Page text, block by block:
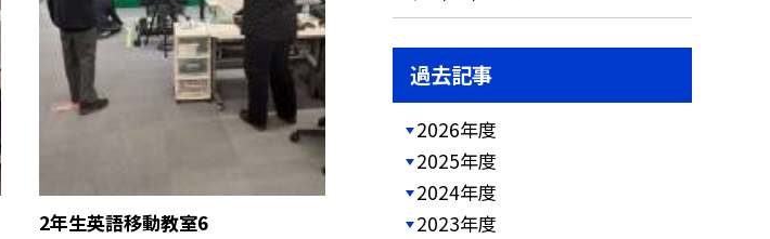
2年生英語移動教室6
過去記事
2026年度
2025年度
2024年度
2023年度